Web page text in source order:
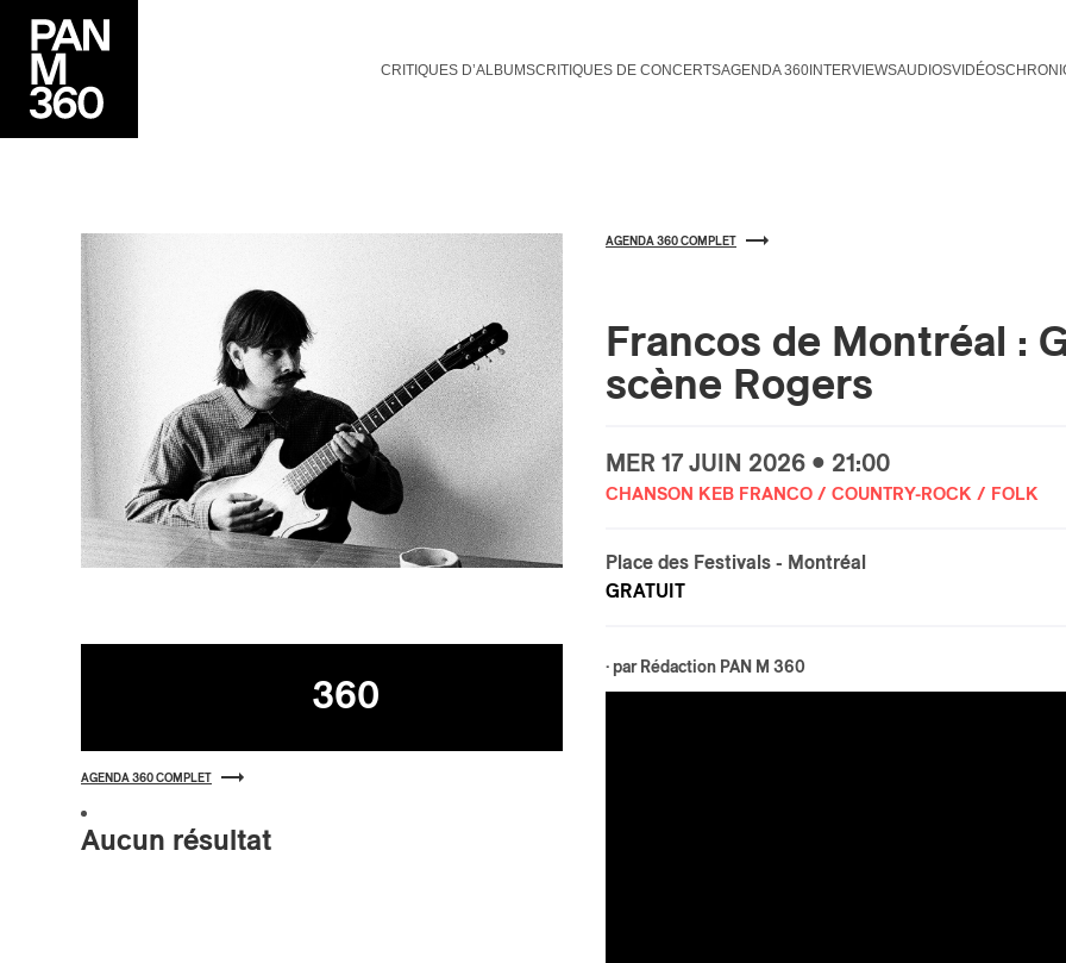
CRITIQUES D’ALBUMSCRITIQUES DE CONCERTSAGENDA 360INTERVIEWSAUDIOSVIDÉOS
360
AGENDA 360 COMPLET
Aucun résultat
AGENDA 360 COMPLET
Francos de Montréal :
scène Rogers
MER 17 JUIN 2026 • 21:00
CHANSON KEB FRANCO / COUNTRY-ROCK / FOLK
Place des Festivals - Montréal
GRATUIT
· par Rédaction PAN M 360